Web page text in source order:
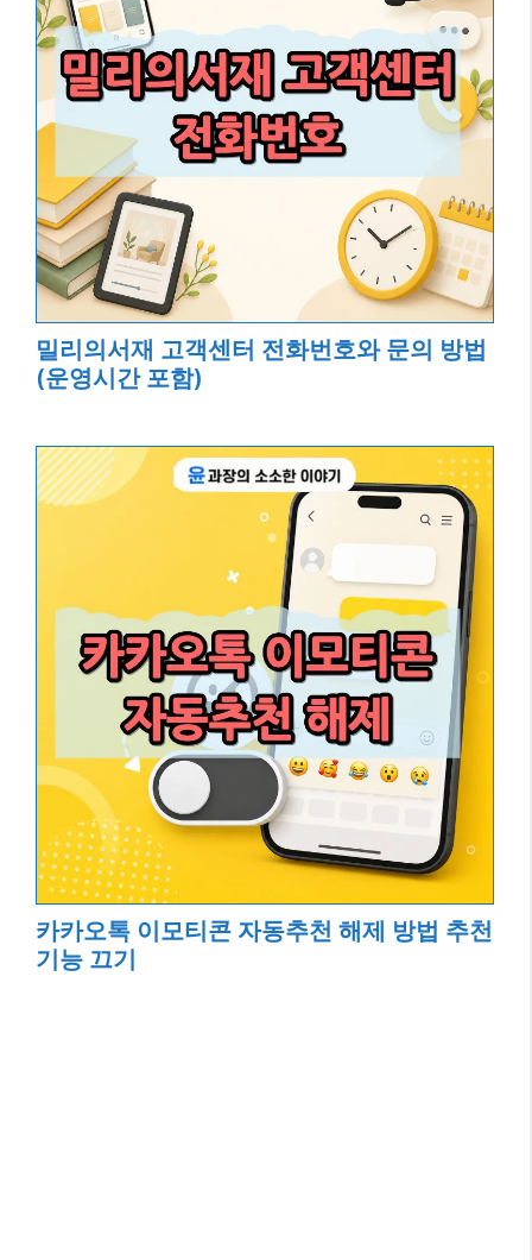
밀리의서재 고객센터 전화번호와 문의 방법
(운영시간 포함)
카카오톡 이모티콘 자동추천 해제 방법 추천
기능 끄기